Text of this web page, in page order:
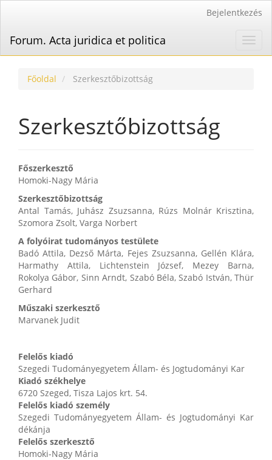
Content
Sidebar
Bejelentkezés
Forum. Acta juridica et politica
Főoldal Szerkesztőbizottság
Szerkesztőbizottság
Főszerkesztő
Homoki-Nagy Mária
Szerkesztőbizottság
Antal Tamás, Juhász Zsuzsanna, Rúzs Molnár Krisztina,
Szomora Zsolt, Varga Norbert
A folyóirat tudományos testülete
Badó Attila, Dezső Márta, Fejes Zsuzsanna, Gellén Klára,
Harmathy Attila, Lichtenstein József, Mezey Barna,
Rokolya Gábor, Sinn Arndt, Szabó Béla, Szabó István, Thür
Gerhard
Műszaki szerkesztő
Marvanek Judit
Felelős kiadó
Szegedi Tudományegyetem Állam- és Jogtudományi Kar
Kiadó székhelye
6720 Szeged, Tisza Lajos krt. 54.
Felelős kiadó személy
Szegedi Tudományegyetem Állam- és Jogtudományi Kar
dékánja
Felelős szerkesztő
Homoki-Nagy Mária